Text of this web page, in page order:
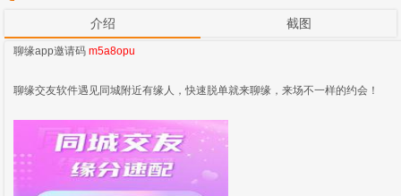
介绍 截图
聊缘app邀请码 m5a8opu
聊缘交友软件遇见同城附近有缘人，快速脱单就来聊缘，来场不一样的约会！